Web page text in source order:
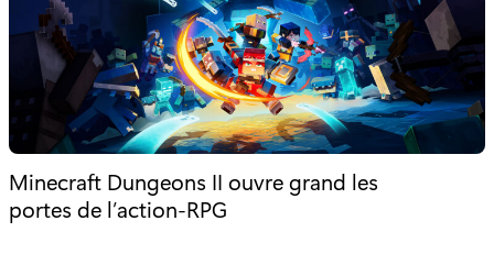
Minecraft Dungeons II ouvre grand les
portes de l’action-RPG